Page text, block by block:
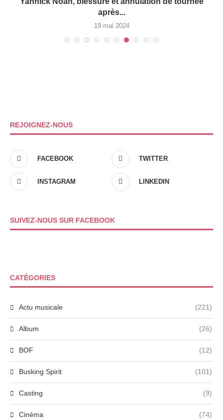
après...
19 mai 2024
REJOIGNEZ-NOUS
FACEBOOK TWITTER
INSTAGRAM LINKEDIN
SUIVEZ-NOUS SUR FACEBOOK
CATÉGORIES
Actu musicale (221)
Album (26)
BOF (12)
Busking Spirit (101)
Casting (9)
Cinéma (74)